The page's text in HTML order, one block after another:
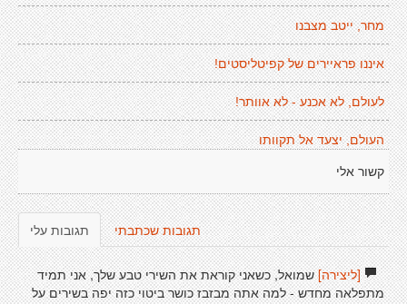
מחר, ייטב מצבנו
איננו פראיירים של קפיטליסטים!
לעולם, לא אכנע - לא אוותר!
העולם, יצעד אל תקוותו
קשור אלי
תגובות עלי תגובות שכתבתי
[ליצירה]שמואל, כשאני קוראת את השירי טבע שלך, אני תמיד
מתפלאה מחדש - למה אתה מבזבז כושר ביטוי כזה יפה בשירים על